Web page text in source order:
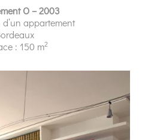
O – 2003
appartement
: 150 m2